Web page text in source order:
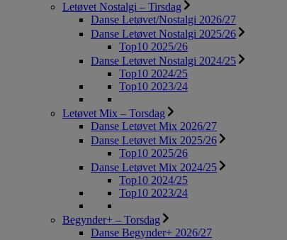
Letøvet Nostalgi – Tirsdag
Danse Letøvet/Nostalgi 2026/27
Danse Letøvet Nostalgi 2025/26
Top10 2025/26
Danse Letøvet Nostalgi 2024/25
Top10 2024/25
Top10 2023/24
Letøvet Mix – Torsdag
Danse Letøvet Mix 2026/27
Danse Letøvet Mix 2025/26
Top10 2025/26
Danse Letøvet Mix 2024/25
Top10 2024/25
Top10 2023/24
Begynder+ – Torsdag
Danse Begynder+ 2026/27